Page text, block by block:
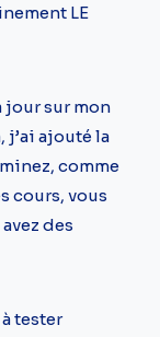
LE
jour sur mon
ajouté la
comme
cours, vous
des
tester